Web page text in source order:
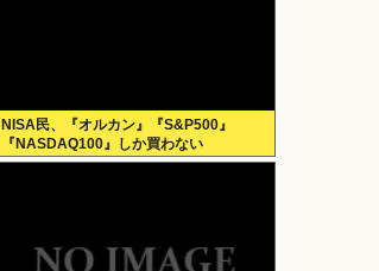
NISA民、『オルカン』『S&P500』
『NASDAQ100』しか買わない